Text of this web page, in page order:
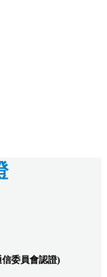
委員會認證)